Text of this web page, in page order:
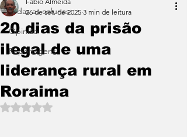
Todas as colunas
Opinião
Reportagens
20 dias da prisão
ilegal de uma
liderança rural em
Roraima
26 de set. de 2025 3 min de leitura
Avaliado com NaN de 5 estrelas.